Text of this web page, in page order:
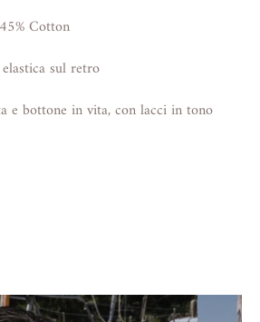
Cotton
sul retro
e bottone in vita, con lacci in tono